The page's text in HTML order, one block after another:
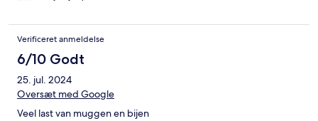
Verificeret anmeldelse
6/10 Godt
25. jul. 2024
Oversæt med Google
Veel last van muggen en bijen